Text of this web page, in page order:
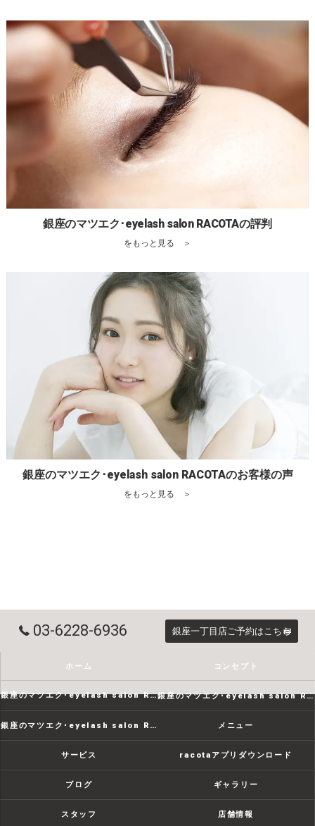
銀座のマツエク･eyelash salon RACOTAの評判
をもっと見る ＞
銀座のマツエク･eyelash salon RACOTAのお客様の声
をもっと見る ＞
03-6228-6936 銀座一丁目店ご予約はこちら
ホーム コンセプト
銀座のマツエク･eyelash salon RACOTAの口コミ情報 銀座のマツエク･eyelash salon RACOTAの評判
銀座のマツエク･eyelash salon RACOTAのお客様の声 メニュー
サービス racotaアプリダウンロード
ブログ ギャラリー
スタッフ 店舗情報